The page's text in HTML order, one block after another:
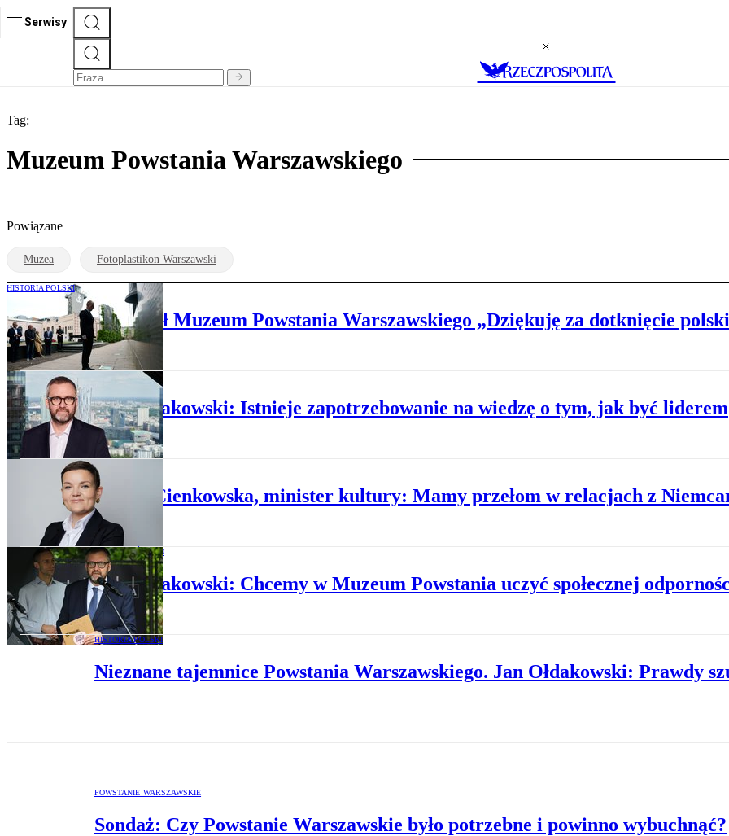
Serwisy
Tag:
Muzeum Powstania Warszawskiego
Powiązane
Muzea Fotoplastikon Warszawski
HISTORIA POLSKI
Poczobut odwiedził Muzeum Powstania Warszawskiego „Dziękuję za dotknięcie
HISTORIA POLSKI
Jan Ołdakowski: Istnieje zapotrzebowanie na wiedzę o tym, jak być liderem
Marta Cienkowska, minister kultury: Mamy przełom w relacjach z
SPOŁECZEŃSTWO
Jan Ołdakowski: Chcemy w Muzeum Powstania uczyć społecznej
HISTORIA POLSKI
Nieznane tajemnice Powstania Warszawskiego. Jan Ołdakowski: Prawdy
POWSTANIE WARSZAWSKIE
Sondaż: Czy Powstanie Warszawskie było potrzebne i powinno wybuchnąć?